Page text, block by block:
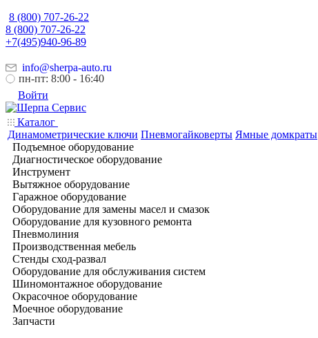
8 (800) 707-26-22
8 (800) 707-26-22
+7(495)940-96-89
info@sherpa-auto.ru
пн-пт: 8:00 - 16:40
Войти
Каталог
Динамометрические ключи Пневмогайковерты Ямные домкраты
Подъемное оборудование
Диагностическое оборудование
Инструмент
Вытяжное оборудование
Гаражное оборудование
Оборудование для замены масел и смазок
Оборудование для кузовного ремонта
Пневмолиния
Производственная мебель
Стенды сход-развал
Оборудование для обслуживания систем
Шиномонтажное оборудование
Окрасочное оборудование
Моечное оборудование
Запчасти